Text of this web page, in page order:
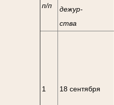
п/п
дежур-
ства
1 18 сентября